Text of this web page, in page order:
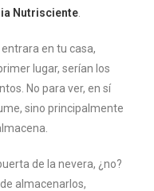
Nutrisciente
en tu casa,
lugar, serían los
No para ver, en sí
sino principalmente
de la nevera, ¿no?
almacenarlos,